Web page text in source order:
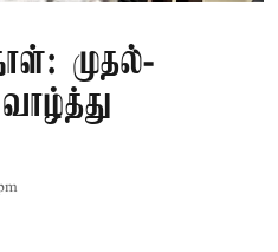
முதல்-